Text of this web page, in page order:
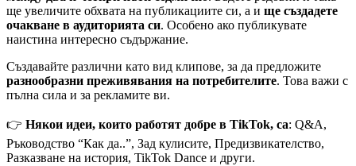
ще увеличите обхвата на публикациите си, а и ще създадете
очакване в аудиторията си. Особено ако публикувате
наистина интересно съдържание.
Създавайте различни като вид клипове, за да предложите
разнообразни преживявания на потребителите. Това важи с
пълна сила и за рекламите ви.
👉 Някои идеи, които работят добре в TikTok, са: Q&A,
Ръководство “Как да..”, Зад кулисите, Предизвикателство,
Разказване на история, TikTok Dance и други.